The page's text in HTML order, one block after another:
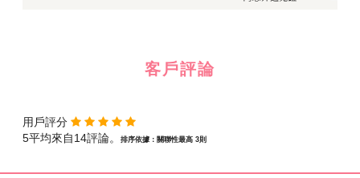
客戶評論
用戶評分
5平均來自14評論。
排序依據：關聯性最高 3則